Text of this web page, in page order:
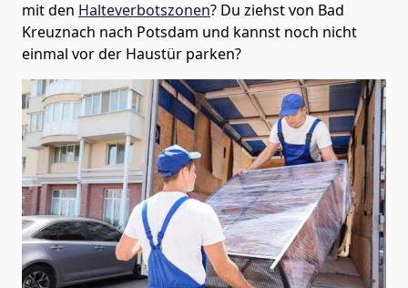
mit den Halteverbotszonen? Du ziehst von Bad
Kreuznach nach Potsdam und kannst noch nicht
einmal vor der Haustür parken?